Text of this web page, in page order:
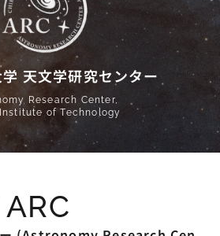
天文学研究センター
Research Center,
of Technology
ARC